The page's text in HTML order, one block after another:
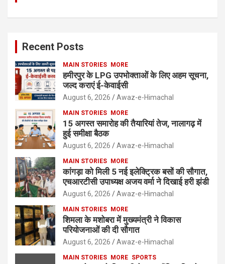
Recent Posts
MAIN STORIES MORE
हमीरपुर के LPG उपभोक्ताओं के लिए अहम सूचना,
जल्द कराएं ई-केवाईसी
August 6, 2026 Awaz-e-Himachal
MAIN STORIES MORE
15 अगस्त समारोह की तैयारियां तेज, नालागढ़ में
हुई समीक्षा बैठक
August 6, 2026 Awaz-e-Himachal
MAIN STORIES MORE
कांगड़ा को मिली 5 नई इलेक्ट्रिक बसों की सौगात,
एचआरटीसी उपाध्यक्ष अजय वर्मा ने दिखाई हरी झंडी
August 6, 2026 Awaz-e-Himachal
MAIN STORIES MORE
शिमला के मशोबरा में मुख्यमंत्री ने विकास
परियोजनाओं की दी सौगात
August 6, 2026 Awaz-e-Himachal
MAIN STORIES MORE SPORTS